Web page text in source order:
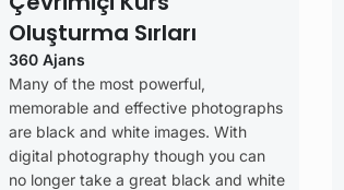
Oluşturma Sırları
360 Ajans
Many of the most powerful,
memorable and effective photographs
are black and white images. With
digital photography though you can
no longer take a great black and white